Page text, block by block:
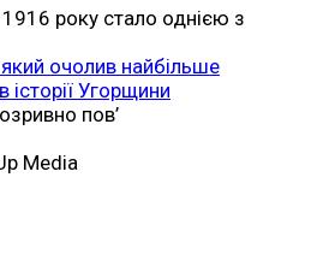
року стало однією з
очолив найбільше
історії Угорщини
пов’
Media